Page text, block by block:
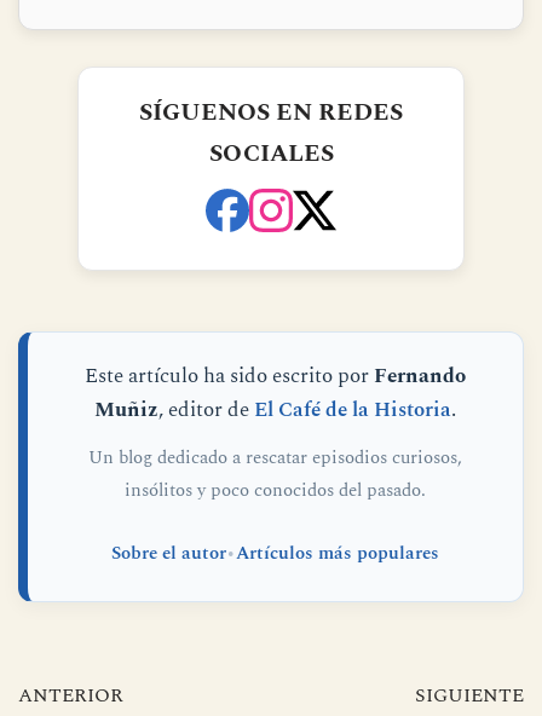
◀ Anterior Siguiente ▶
SÍGUENOS EN REDES
SOCIALES
Este artículo ha sido escrito porFernando
Muñiz, editor deEl Café de la Historia
insólitos y poco conocidos del pasado.